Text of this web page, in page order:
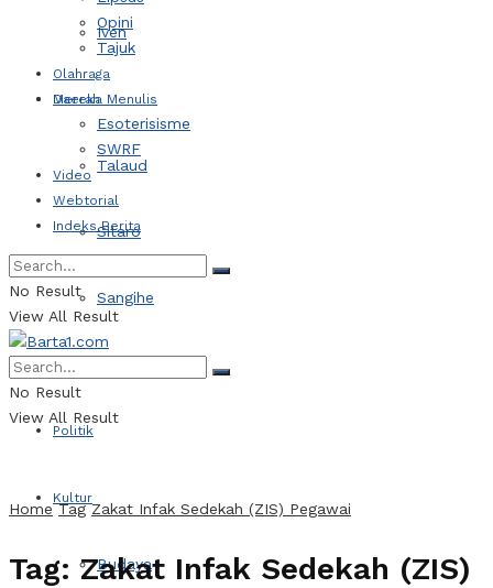
Iven
Daerah
Talaud
Sitaro
Sangihe
Politik
Kultur
Budaya
Opini
Tajuk
Olahraga
Mereka Menulis
Esoterisisme
SWRF
Video
Webtorial
Indeks Berita
No Result
View All Result
No Result
View All Result
Home Tag Zakat Infak Sedekah (ZIS) Pegawai
Tag:Zakat Infak Sedekah (ZIS)